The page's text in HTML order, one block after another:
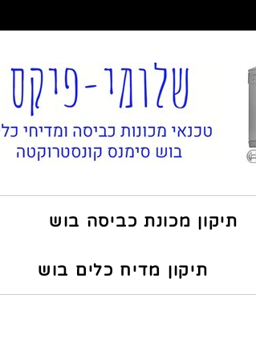
תיקון מכונת כביסה בוש
תיקון מדיח כלים בוש